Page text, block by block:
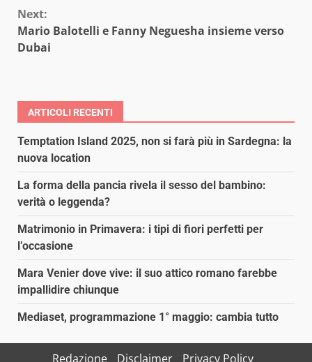
Next:
Mario Balotelli e Fanny Neguesha insieme verso
Dubai
ARTICOLI RECENTI
Temptation Island 2025, non si farà più in Sardegna: la
nuova location
La forma della pancia rivela il sesso del bambino:
verità o leggenda?
Matrimonio in Primavera: i tipi di fiori perfetti per
l’occasione
Mara Venier dove vive: il suo attico romano farebbe
impallidire chiunque
Mediaset, programmazione 1° maggio: cambia tutto
Redazione Disclaimer Privacy Policy